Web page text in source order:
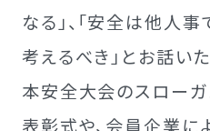
なる」、「安全は他人
考えるべき」とお話い
本安全大会のスロー
表彰式や、会員企業に